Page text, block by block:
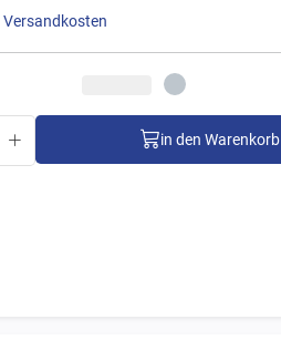
Versandkosten
in den Warenkorb